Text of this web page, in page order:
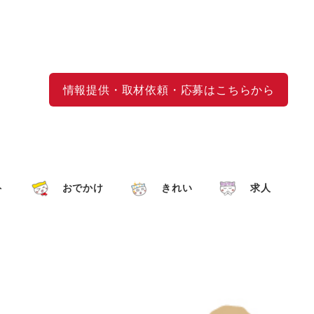
情報提供・取材依頼・応募はこちらから
おでかけ きれい 求人